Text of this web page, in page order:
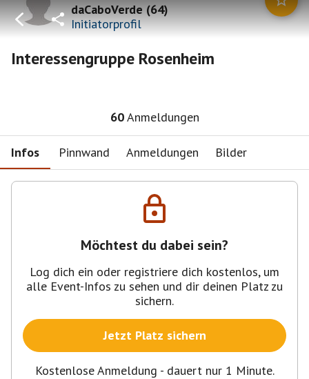
daCaboVerde(64)
Initiatorprofil
Interessengruppe Rosenheim
60Anmeldungen
Infos Pinnwand Anmeldungen Bilder
Möchtest du dabei sein?
Log dich ein oder registriere dich kostenlos, um
alle Event-Infos zu sehen und dir deinen Platz zu
sichern.
Jetzt Platz sichern
Kostenlose Anmeldung - dauert nur 1 Minute.